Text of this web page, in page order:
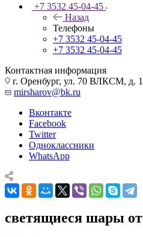
+7 3532 45-04-45
Назад
Телефоны
+7 3532 45-04-45
+7 3532 45-04-45
Контактная информация
г. Оренбург, ул. 70 ВЛКСМ, д.
mirsharov@bk.ru
Вконтакте
Facebook
Twitter
Одноклассники
WhatsApp
светящиеся шары